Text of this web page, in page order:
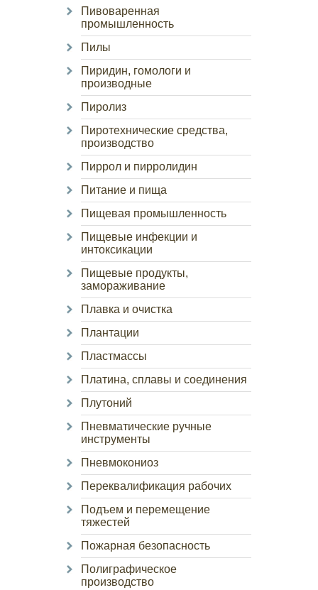
Пивоваренная
промышленность
Пилы
Пиридин, гомологи и
производные
Пиролиз
Пиротехнические средства,
производство
Пиррол и пирролидин
Питание и пища
Пищевая промышленность
Пищевые инфекции и
интоксикации
Пищевые продукты,
замораживание
Плавка и очистка
Плантации
Пластмассы
Платина, сплавы и соединения
Плутоний
Пневматические ручные
инструменты
Пневмокониоз
Переквалификация рабочих
Подъем и перемещение
тяжестей
Пожарная безопасность
Полиграфическое
производство